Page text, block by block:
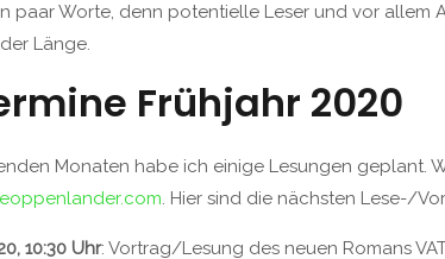
paar Worte, denn potentielle Leser und vor
Länge.
Frühjahr 2020
Monaten habe ich einige Lesungen geplant.
. Hier sind die nächsten Lese-/
10:30 Uhr: Vortrag/Lesung des neuen Romans